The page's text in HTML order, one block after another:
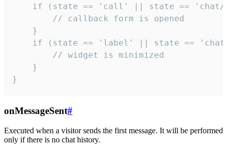
if (state == 'call' || state ==
        // callback form is opened
    }
if (state == 'label' || state ==
        // widget is minimized
    }
}
onMessageSent#
Executed when a visitor sends the first message. It will be performed
only if there is no chat history.